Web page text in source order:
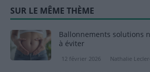
SUR LE MÊME THÈME
Ballonnements solutions
à éviter
12 février 2026 Nathalie